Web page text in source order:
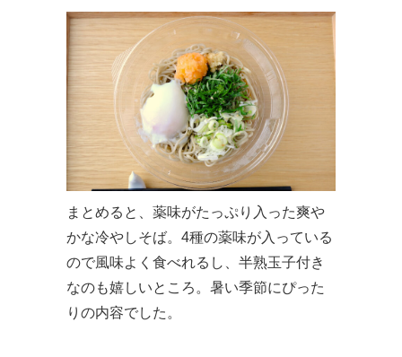
まとめると、薬味がたっぷり入った爽や
かな冷やしそば。4種の薬味が入っている
ので風味よく食べれるし、半熟玉子付き
なのも嬉しいところ。暑い季節にぴった
りの内容でした。